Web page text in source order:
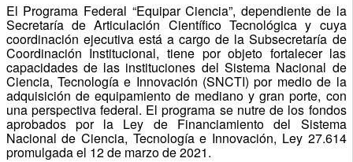
El Programa Federal “Equipar Ciencia”, dependiente de la
Secretaría de Articulación Científico Tecnológica y cuya
coordinación ejecutiva está a cargo de la Subsecretaría de
Coordinación Institucional, tiene por objeto fortalecer las
capacidades de las instituciones del Sistema Nacional de
Ciencia, Tecnología e Innovación (SNCTI) por medio de la
adquisición de equipamiento de mediano y gran porte, con
una perspectiva federal. El programa se nutre de los fondos
aprobados por la Ley de Financiamiento del Sistema
Nacional de Ciencia, Tecnología e Innovación, Ley 27.614
promulgada el 12 de marzo de 2021.